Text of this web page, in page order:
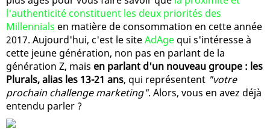
l'authenticité constituent les deux priorités des
Millennials en matière de consommation en cette année
2017. Aujourd'hui, c'est le siteAdAge qui s'intéresse à
cette jeune génération, non pas en parlant de la
génération Z, mais en parlant d'un nouveau groupe : les
Plurals, alias les 13-21 ans, qui représentent "votre
prochain challenge marketing". Alors, vous en avez déjà
entendu parler ?